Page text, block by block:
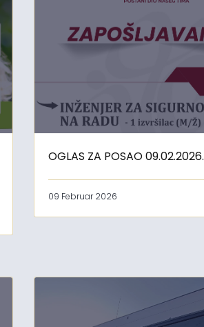
OGLAS ZA POSAO 09.02.2026.
09 Februar 2026